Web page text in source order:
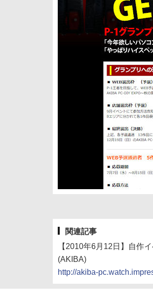
関連記事
【2010年6月12日】自作
(AKIBA)
http://akiba-